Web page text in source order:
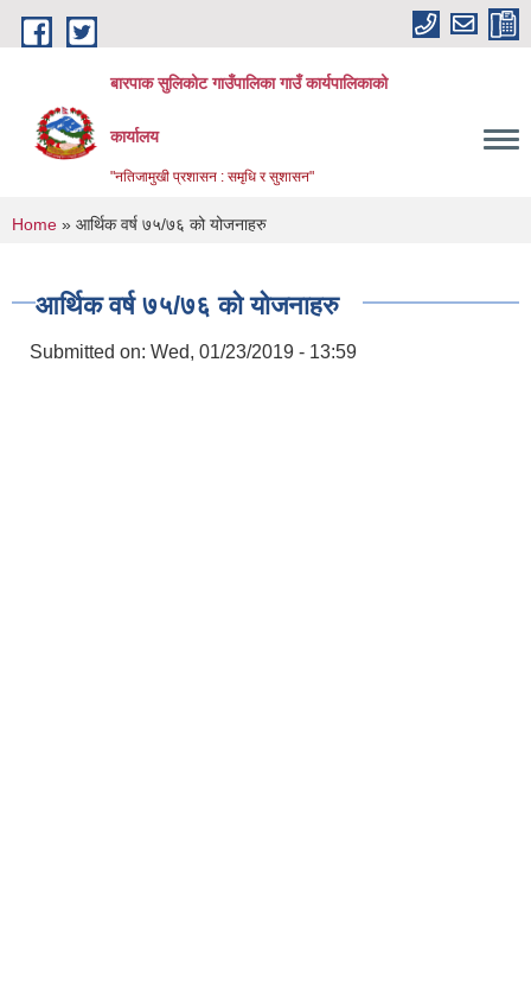
Skip to main content
बारपाक सुलिकोट गाउँपालिका गाउँ कार्यपालिकाको
कार्यालय
"नतिजामुखी प्रशासन : समृधि र सुशासन"
You are here
Home » आर्थिक वर्ष ७५/७६ को योजनाहरु
आर्थिक वर्ष ७५/७६ को योजनाहरु
Submitted on: Wed, 01/23/2019 - 13:59